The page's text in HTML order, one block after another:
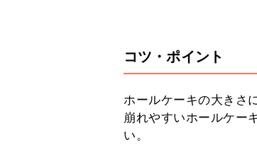
コツ・ポイント
ホールケーキの大きさ
崩れやすいホールケー
い。